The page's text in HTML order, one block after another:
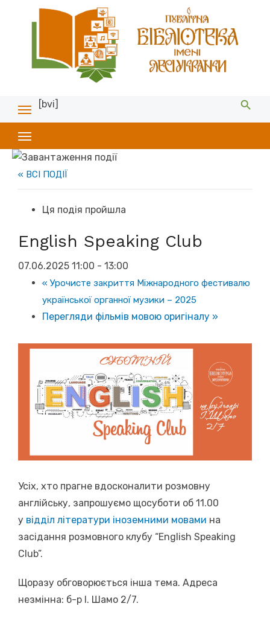
[bvi]
« ВСІ ПОДІЇ
Ця подія пройшла
English Speaking Club
07.06.2025 11:00 - 13:00
« Урочисте закриття Міжнародного фестивалю
української органної музики – 2025
Перегляди фільмів мовою оригіналу »
Усіх, хто прагне вдосконалити розмовну
англійську, запрошуємо щосуботи об 11.00
у відділ літератури іноземними мовами на
засідання розмовного клубу “English Speaking
Club”.
Щоразу обговорюється інша тема. Адреса
незмінна: б-р І. Шамо 2/7.